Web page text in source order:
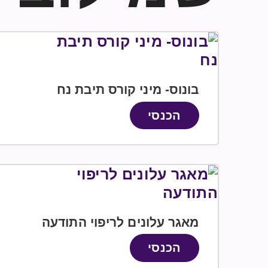
בונוס- מיני קורס תיבת נח
הכנסי
מאגר עלונים לריפוי התודעה
הכנסי